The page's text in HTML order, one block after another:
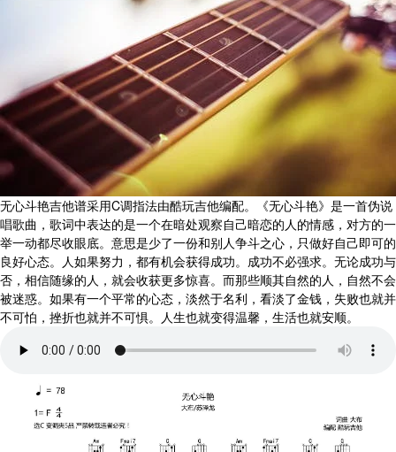
无心斗艳吉他谱采用C调指法由酷玩吉他编配。《无心斗艳》是一首伪说
唱歌曲，歌词中表达的是一个在暗处观察自己暗恋的人的情感，对方的一
举一动都尽收眼底。意思是少了一份和别人争斗之心，只做好自己即可的
良好心态。人如果努力，都有机会获得成功。成功不必强求。无论成功与
否，相信随缘的人，就会收获更多惊喜。而那些顺其自然的人，自然不会
被迷惑。如果有一个平常的心态，淡然于名利，看淡了金钱，失败也就并
不可怕，挫折也就并不可惧。人生也就变得温馨，生活也就安顺。